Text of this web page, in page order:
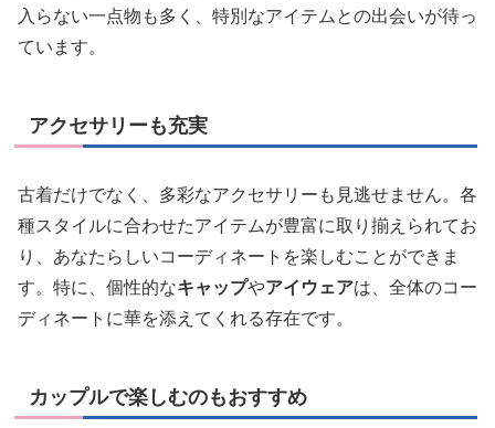
入らない一点物も多く、特別なアイテムとの出会いが待っ
ています。
アクセサリーも充実
古着だけでなく、多彩なアクセサリーも見逃せません。各
種スタイルに合わせたアイテムが豊富に取り揃えられてお
り、あなたらしいコーディネートを楽しむことができま
す。特に、個性的なキャップやアイウェアは、全体のコー
ディネートに華を添えてくれる存在です。
カップルで楽しむのもおすすめ